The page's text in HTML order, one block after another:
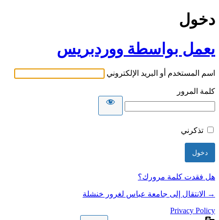
دخول
يعمل بواسطة ووردبريس
اسم المستخدم أو البريد الإلكتروني
كلمة المرور
تذكرني
هل فقدت كلمة مرورك؟
→ الانتقال إلى جامعة عباس لغرور خنشلة
Privacy Policy